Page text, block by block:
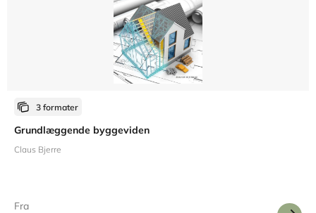
3 formater
Grundlæggende byggeviden
Claus Bjerre
Fra